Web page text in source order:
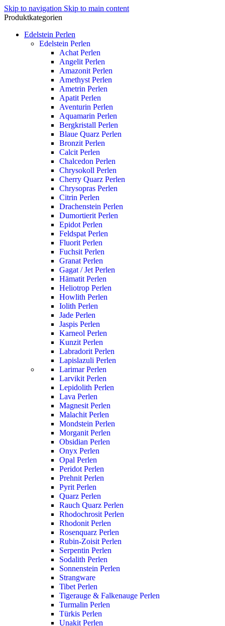
Skip to navigation Skip to main content
Produktkategorien
Edelstein Perlen
Edelstein Perlen
Achat Perlen
Angelit Perlen
Amazonit Perlen
Amethyst Perlen
Ametrin Perlen
Apatit Perlen
Aventurin Perlen
Aquamarin Perlen
Bergkristall Perlen
Blaue Quarz Perlen
Bronzit Perlen
Calcit Perlen
Chalcedon Perlen
Chrysokoll Perlen
Cherry Quarz Perlen
Chrysopras Perlen
Citrin Perlen
Drachenstein Perlen
Dumortierit Perlen
Epidot Perlen
Feldspat Perlen
Fluorit Perlen
Fuchsit Perlen
Granat Perlen
Gagat / Jet Perlen
Hämatit Perlen
Heliotrop Perlen
Howlith Perlen
Iolith Perlen
Jade Perlen
Jaspis Perlen
Karneol Perlen
Kunzit Perlen
Labradorit Perlen
Lapislazuli Perlen
Larimar Perlen
Larvikit Perlen
Lepidolith Perlen
Lava Perlen
Magnesit Perlen
Malachit Perlen
Mondstein Perlen
Morganit Perlen
Obsidian Perlen
Onyx Perlen
Opal Perlen
Peridot Perlen
Prehnit Perlen
Pyrit Perlen
Quarz Perlen
Rauch Quarz Perlen
Rhodochrosit Perlen
Rhodonit Perlen
Rosenquarz Perlen
Rubin-Zoisit Perlen
Serpentin Perlen
Sodalith Perlen
Sonnenstein Perlen
Strangware
Tibet Perlen
Tigerauge & Falkenauge Perlen
Turmalin Perlen
Türkis Perlen
Unakit Perlen